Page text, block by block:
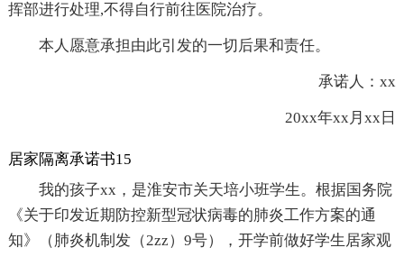
挥部进行处理,不得自行前往医院治疗。
本人愿意承担由此引发的一切后果和责任。
承诺人：xx
20xx年xx月xx日
居家隔离承诺书15
我的孩子xx，是淮安市关天培小班学生。根据国务院
《关于印发近期防控新型冠状病毒的肺炎工作方案的通
知》（肺炎机制发（2zz）9号），开学前做好学生居家观